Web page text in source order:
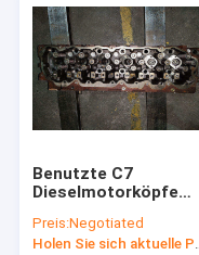
Benutzte C7
Dieselmotorköpfe
Material E324D
E325D E329D
Preis:Negotiated
Holen